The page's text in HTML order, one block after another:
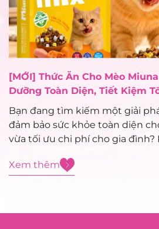
[MỚI] Thức Ăn Cho Mèo
Dưỡng Toàn Diện, Tiết Kiệm
Bạn đang tìm kiếm một giải
đảm bảo sức khỏe toàn diện
vừa tối ưu chi phí cho gia đình?
cho mèo Miuna Mix 5kg – dòng...
Xem thêm